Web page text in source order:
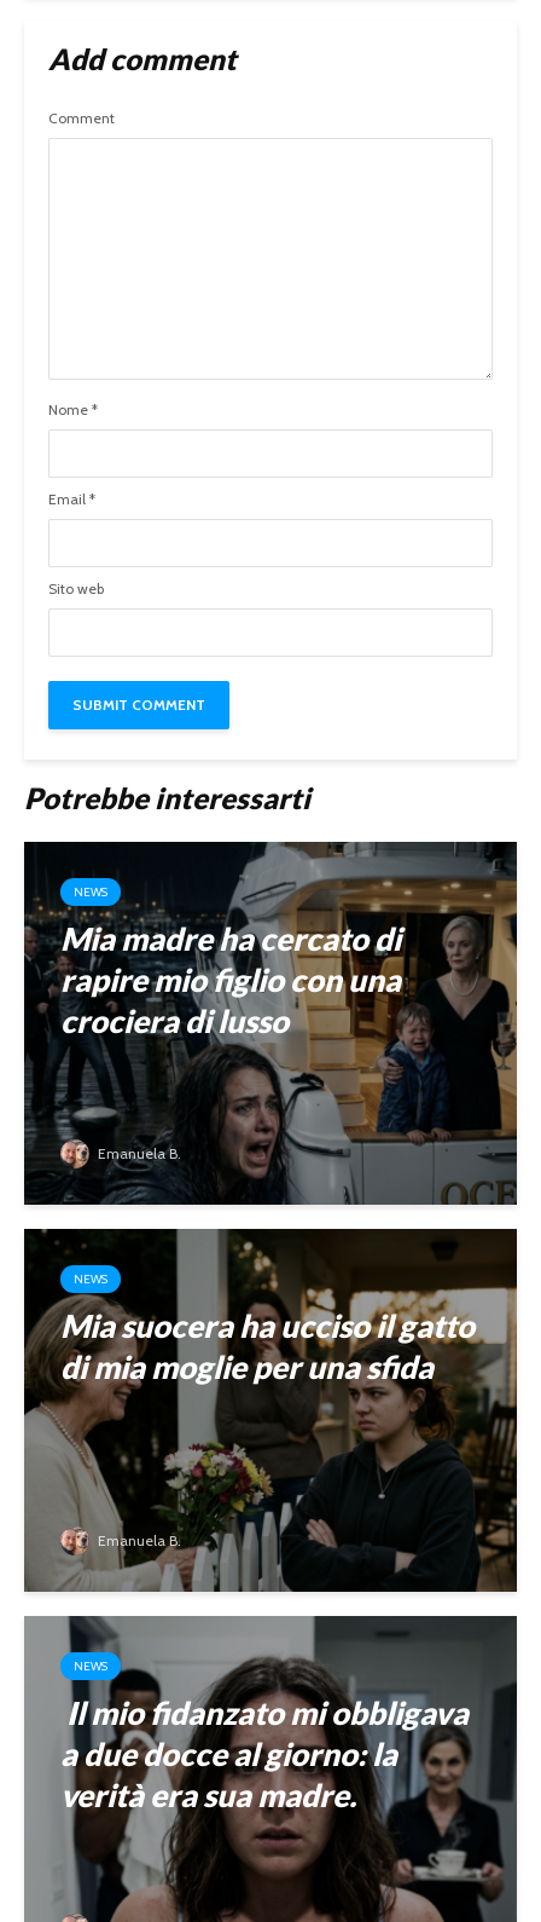
Add comment
Comment
Nome *
Email *
Sito web
Potrebbe interessarti
NEWS
Mia madre ha cercato di
rapire mio figlio con una
crociera di lusso
Emanuela B.
NEWS
Mia suocera ha ucciso il gatto
di mia moglie per una sfida
Emanuela B.
NEWS
Il mio fidanzato mi obbligava
a due docce al giorno: la
verità era sua madre.